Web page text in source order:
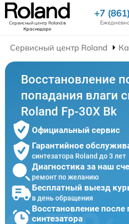
Сервисный центр Rolandв
Краснодаре
+7
Сервисный центр Roland
Восстановление
попадания влаги
Roland Fp-30X Bk
Официальный сервис
Гарантийное
синтезатора Roland до 3 лет
Диагностика за наш
ремонт по желанию
Бесплатный выезд
в день обращения
Восстановление после
синтезатора